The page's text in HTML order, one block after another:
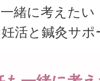
緒に考えたい
活と鍼灸サポ